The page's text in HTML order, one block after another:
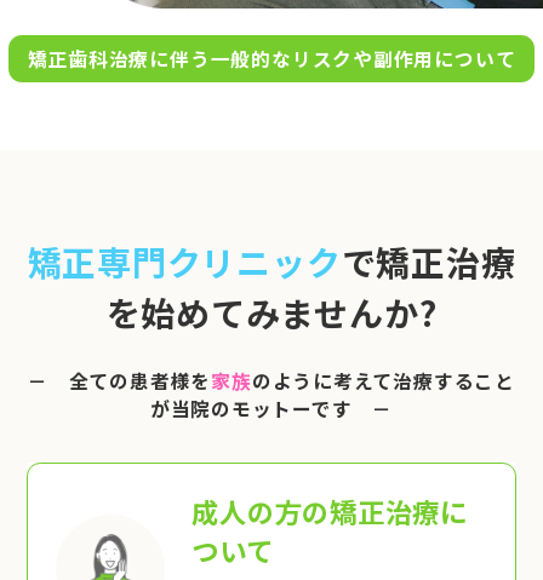
完全
0120-695-578
※日曜は不定期で診療してい
ます
矯正歯科治療に伴う一般的なリスクや副作用について
矯正専門クリニックで矯正治療
を始めてみませんか?
－ 全ての患者様を家族のように考えて治療すること
が当院のモットーです －
成人の方の矯正治療に
ついて